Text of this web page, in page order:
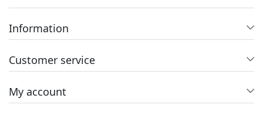
Information
Customer service
My account